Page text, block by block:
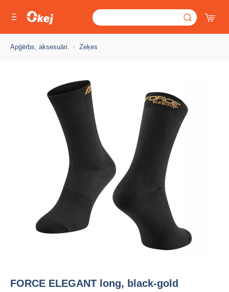
Apģērbs, aksesuāri. Zeķes
FORCE ELEGANT long, black-gold